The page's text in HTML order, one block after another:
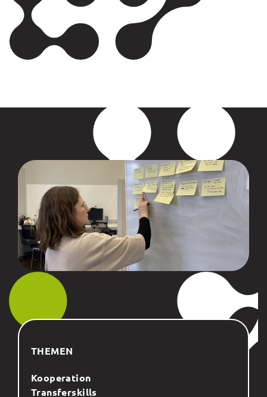
THEMEN
Kooperation
Transferskills